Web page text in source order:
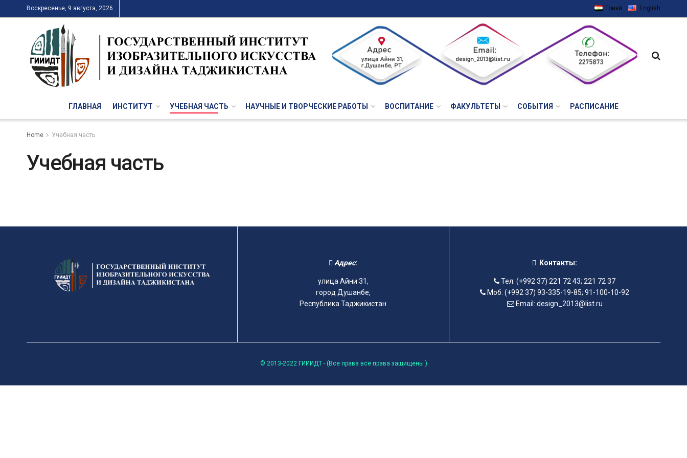
Воскресенье, 9 августа, 2026 Тоҷикӣ English
ГЛАВНАЯ ИНСТИТУТ УЧЕБНАЯ ЧАСТЬ НАУЧНЫЕ И ТВОРЧЕСКИЕ РАБОТЫ ВОСПИТАНИЕ ФАКУЛЬТЕТЫ СОБЫТИЯ РАСПИСАНИЕ
Home Учебная часть
Учебная часть
Адрес:
улица Айни 31,
город Душанбе,
Республика Таджикистан
Контакты:
Тел: (+992 37) 221 72 43; 221 72 37
Моб: (+992 37) 93-335-19-85; 91-100-10-92
Email: design_2013@list.ru
© 2013-2022 ГИИИДТ - (Все права все права защищены )